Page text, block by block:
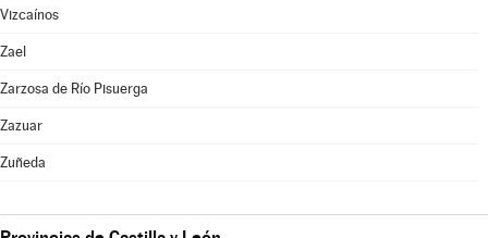
Vizcaínos
Zael
Zarzosa de Río Pisuerga
Zazuar
Zuñeda